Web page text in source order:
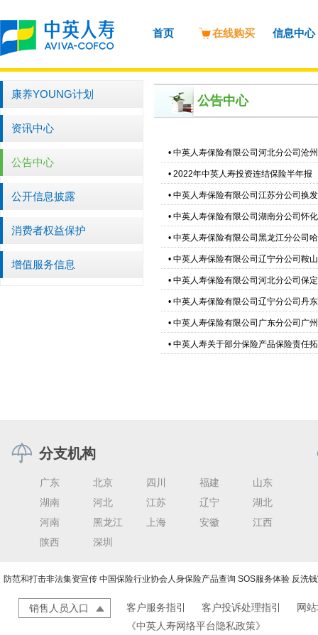
首页 在线购买 信息中心
康养YOUNG计划
资讯中心
公告中心
公开信息披露
消费者权益保护
增值服务信息
公告中心
• 中英人寿保险有限公司河北分公司沧
• 2022年中英人寿投资连结保险半年报
• 中英人寿保险有限公司江苏分公司换
• 中英人寿保险有限公司湖南分公司怀
• 中英人寿保险有限公司黑龙江分公司
• 中英人寿保险有限公司辽宁分公司鞍
• 中英人寿保险有限公司河北分公司保
• 中英人寿保险有限公司辽宁分公司丹
• 中英人寿保险有限公司广东分公司广
• 中英人寿关于部分保险产品保险责任
分支机构
广东 北京 四川 福建
山东
湖南
河北 江苏 辽宁
湖北
河南
黑龙江 上海 安徽
江西
陕西
深圳
防范和打击非法集资宣传 中国保险行业协会人身保险产品查询 SOS服务体验 反洗
销售人员入口 客户服务指引 客户投诉处理指引
网
《中英人寿网络平台隐私政策》